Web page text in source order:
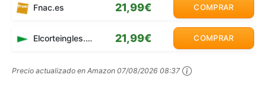
Fnac.es 21,99€ COMPRAR
Elcorteingles.es 21,99€ COMPRAR
Precio actualizado en Amazon 07/08/2026 08:37